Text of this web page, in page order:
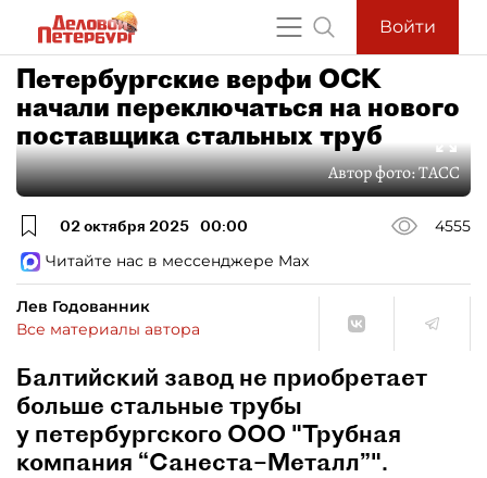
Войти
Петербургские верфи ОСК
начали переключаться на нового
поставщика стальных труб
Автор фото:ТАСС
02 октября 2025 00:00
4555
Читайте нас в мессенджере Max
Лев Годованник
Все материалы автора
Балтийский завод не приобретает
больше стальные трубы
у петербургского ООО "Трубная
компания “Санеста–Металл”".